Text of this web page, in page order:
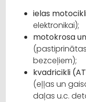
ielas
elektronikai);
motokrosa
bezceļiem);
kvadricikli
(eļļas un
daļas u.c.